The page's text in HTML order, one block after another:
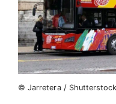
© Jarretera /